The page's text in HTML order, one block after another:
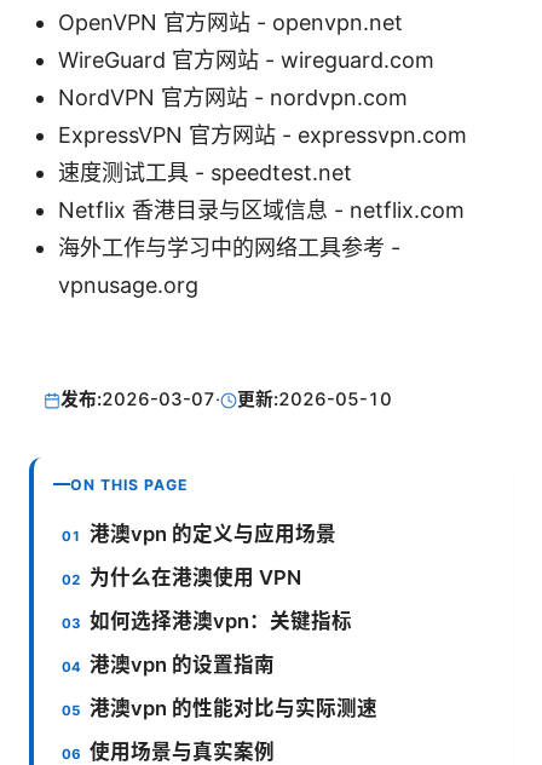
OpenVPN 官方网站 - openvpn.net
WireGuard 官方网站 - wireguard.com
NordVPN 官方网站 - nordvpn.com
ExpressVPN 官方网站 - expressvpn.com
速度测试工具 - speedtest.net
Netflix 香港目录与区域信息 - netflix.com
海外工作与学习中的网络工具参考 -
vpnusage.org
发布:2026-03-07· 更新:2026-05-10
ON THIS PAGE
港澳vpn 的定义与应用场景
为什么在港澳使用 VPN
如何选择港澳vpn：关键指标
港澳vpn 的设置指南
港澳vpn 的性能对比与实际测速
使用场景与真实案例